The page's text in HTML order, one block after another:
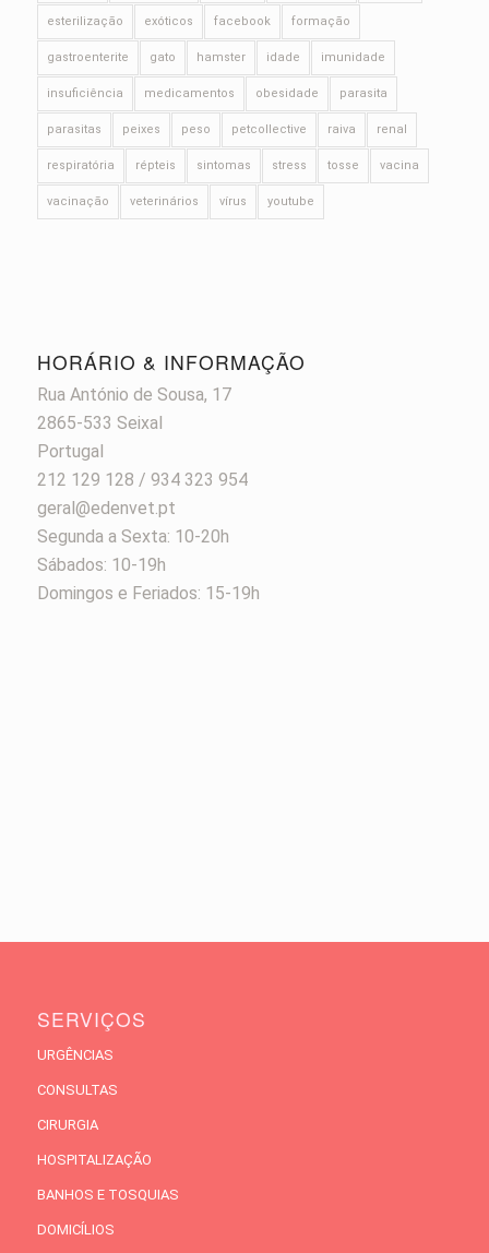
esterilização exóticos facebook formação
gastroenterite gato hamster idade imunidade
insuficiência medicamentos obesidade parasita
parasitas peixes peso petcollective raiva renal
respiratória répteis sintomas stress tosse vacina
vacinação veterinários vírus youtube
HORÁRIO & INFORMAÇÃO
Rua António de Sousa, 17
2865-533 Seixal
Portugal
212 129 128 / 934 323 954
geral@edenvet.pt
Segunda a Sexta: 10-20h
Sábados: 10-19h
Domingos e Feriados: 15-19h
SERVIÇOS
URGÊNCIAS
CONSULTAS
CIRURGIA
HOSPITALIZAÇÃO
BANHOS E TOSQUIAS
DOMICÍLIOS